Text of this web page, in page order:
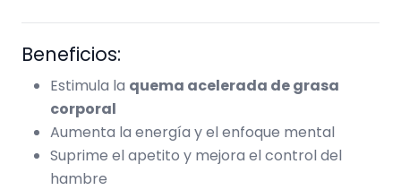
Beneficios:
Estimula la quema acelerada de grasa
corporal
Aumenta la energía y el enfoque mental
Suprime el apetito y mejora el control del
hambre